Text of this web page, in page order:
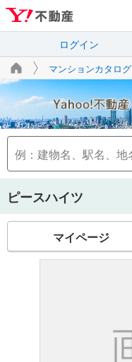
ログイン
マンションカタログ
ピースハイツ
マイページ